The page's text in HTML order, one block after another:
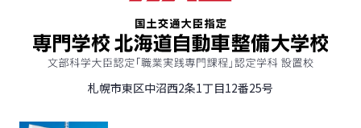
札幌市東区中沼西2条1丁目12番25号